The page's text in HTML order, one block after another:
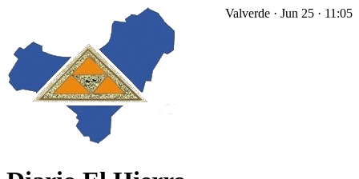
Valverde · Jun 25 · 11:05